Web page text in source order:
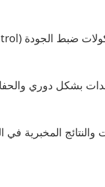
بشكل دوري
والنتائج المخبرية